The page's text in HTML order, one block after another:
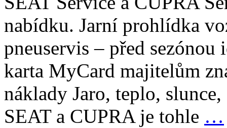
nabídku. Jarní prohlídka
pneuservis – před
karta MyCard majitelům
náklady Jaro, teplo,
SEAT a CUPRA je tohle …